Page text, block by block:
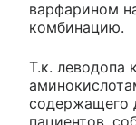
варфарином
комбинацию.
Т.к. леводопа
содержащего
пациентов,